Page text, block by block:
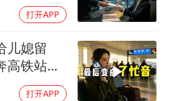
曹颖儿子首次演长剧
“开学三件套”全线暴涨
总书记点赞的非遗苗绣焕发新生机
打开APP
儿媳留
高铁站，
打开APP